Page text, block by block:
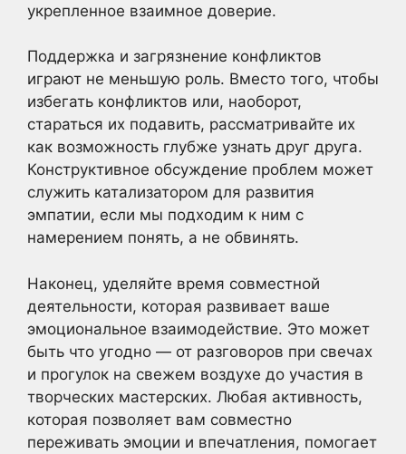
укрепленное взаимное доверие.
Поддержка и загрязнение конфликтов
играют не меньшую роль. Вместо того, чтобы
избегать конфликтов или, наоборот,
стараться их подавить, рассматривайте их
как возможность глубже узнать друг друга.
Конструктивное обсуждение проблем может
служить катализатором для развития
эмпатии, если мы подходим к ним с
намерением понять, а не обвинять.
Наконец, уделяйте время совместной
деятельности, которая развивает ваше
эмоциональное взаимодействие. Это может
быть что угодно — от разговоров при свечах
и прогулок на свежем воздухе до участия в
творческих мастерских. Любая активность,
которая позволяет вам совместно
переживать эмоции и впечатления, помогает